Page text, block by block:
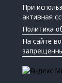
При
активная
Политика
На сайте